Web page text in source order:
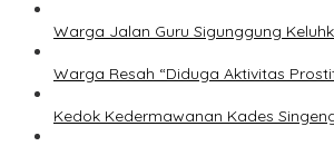
Warga Jalan Guru Sigunggung
Warga Resah “Diduga Aktivitas
Kedok Kedermawanan Kades